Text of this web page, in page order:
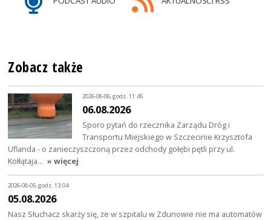
Zobacz także
2026-08-06, godz. 11:45
06.08.2026
Sporo pytań do rzecznika Zarządu Dróg i
Transportu Miejskiego w Szczecinie Krzysztofa
Uflanda - o zanieczyszczoną przez odchody gołębi pętli przy ul.
Kołłątaja… » więcej
2026-08-05, godz. 13:04
05.08.2026
Nasz Słuchacz skarży się, że w szpitalu w Zdunowie nie ma automatów